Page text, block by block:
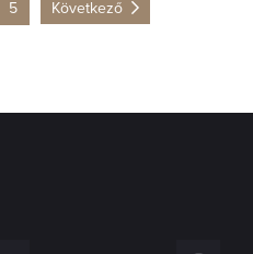
5 Következő